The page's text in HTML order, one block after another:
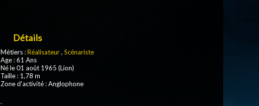
Détails
Métiers :Réalisateur, Scénariste
Age : 61 Ans
Né le 01 août 1965 (Lion)
Taille : 1,78 m
Zone d'activité : Anglophone
.